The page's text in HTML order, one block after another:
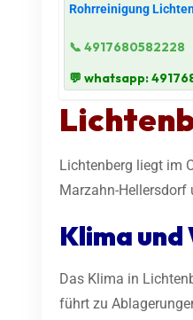
Rohrreinigung
📞 4917680582228
💬 whatsapp:
Lichtenberg liegt im
Marzahn-Hellersdorf
Klima
Das Klima in
führt zu